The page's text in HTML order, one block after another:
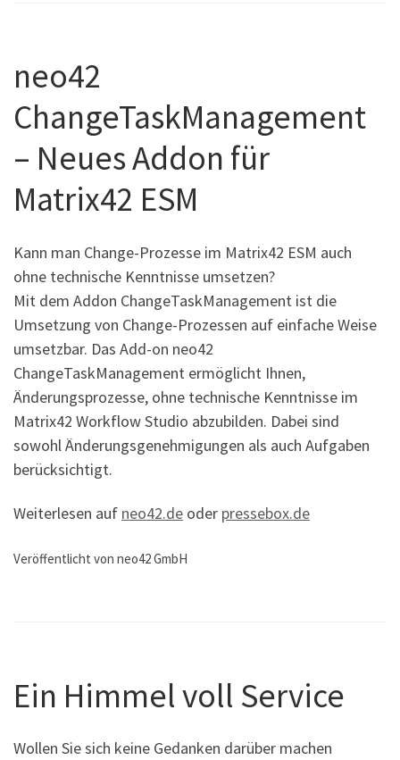
neo42
ChangeTaskManagement
– Neues Addon für
Matrix42 ESM
Kann man Change-Prozesse im Matrix42 ESM auch
ohne technische Kenntnisse umsetzen?
Mit dem Addon ChangeTaskManagement ist die
Umsetzung von Change-Prozessen auf einfache Weise
umsetzbar. Das Add-on neo42
ChangeTaskManagement ermöglicht Ihnen,
Änderungsprozesse, ohne technische Kenntnisse im
Matrix42 Workflow Studio abzubilden. Dabei sind
sowohl Änderungsgenehmigungen als auch Aufgaben
berücksichtigt.
Weiterlesen auf neo42.de oder pressebox.de
Veröffentlicht von neo42 GmbH
Ein Himmel voll Service
Wollen Sie sich keine Gedanken darüber machen